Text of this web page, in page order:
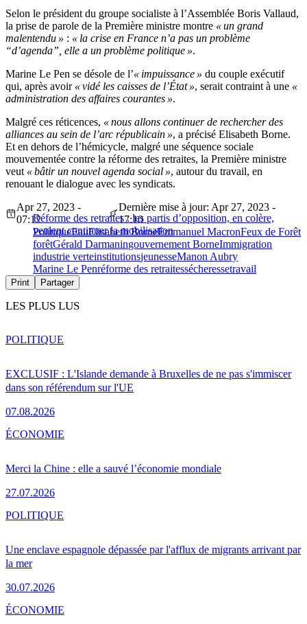
Selon le président du groupe socialiste à l’Assemblée Boris Vallaud,
la prise de parole de la Première ministre montre « un grand
malentendu » : « la crise en France n’a pas un problème
“d’agenda”, elle a un problème politique ».
Marine Le Pen se désole de l’« impuissance » du couple exécutif
qui, après avoir « vidé les caisses de l’État », serait contraint à une «
administration des affaires courantes ».
Malgré ces réticences, « nous allons continuer de rechercher des
alliances au sein de l’arc républicain », a précisé Elisabeth Borne.
Et en dehors de l’hémicycle, malgré une séquence sociale
mouvementée contre la réforme des retraites, la Première ministre
veut « bâtir un nouvel agenda social », autour du travail, en
renouant le dialogue avec les syndicats.
Réforme des retraites : les partis d’opposition, en colère,
veulent continuer la mobilisation
Apr 27, 2023 -
07:12
Dernière mise à jour: Apr 27, 2023 -
17:10
PolitiqueEauElisabeth BorneEmmanuel MacronFeux de Forêt
forêtGérald Darmaningouvernement BorneImmigration
industrie verteinstitutionsjeunesseManon Aubry
Marine Le Penréforme des retraitessécheressetravail
Print Partager
LES PLUS LUS
EXCLUSIF : L'Islande demande à Bruxelles de ne pas s'immiscer
dans son référendum sur l'UE
07.08.2026
POLITIQUE
Merci la Chine : elle a sauvé l’économie mondiale
27.07.2026
ÉCONOMIE
Une enclave espagnole dépassée par l'afflux de migrants arrivant par
la mer
30.07.2026
POLITIQUE
ÉCONOMIE